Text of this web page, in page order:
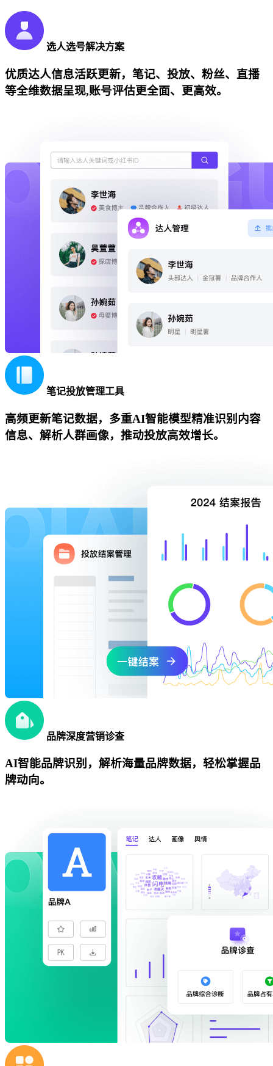
选人选号解决方案
优质达人信息活跃更新，笔记、投放、粉丝、直播
等全维数据呈现,账号评估更全面、更高效。
笔记投放管理工具
高频更新笔记数据，多重AI智能模型精准识别内容
信息、解析人群画像，推动投放高效增长。
品牌深度营销诊查
AI智能品牌识别，解析海量品牌数据，轻松掌握品
牌动向。